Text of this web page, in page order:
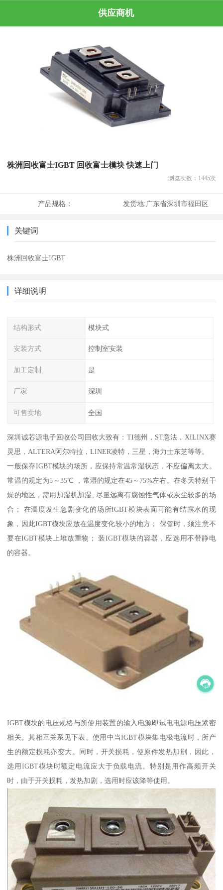
供应商机
株洲回收富士IGBT 回收富士模块 快速上门
浏览次数： 1445次
产品规格： 发货地:广东省深圳市福田区
关键词
株洲回收富士IGBT
详细说明
结构形式 模块式
安装方式 控制室安装
加工定制 是
厂家 深圳
可售卖地 全国
深圳诚芯源电子回收公司回收大致有：TI德州，ST意法，XILINX赛
灵思，ALTERA阿尔特拉，LINER凌特，三星，海力士东芝等等。
一般保存IGBT模块的场所，应保持常温常湿状态，不应偏离太大。
常温的规定为5～35℃ ，常湿的规定在45～75%左右。在冬天特别干
燥的地区，需用加湿机加湿; 尽量远离有腐蚀性气体或灰尘较多的场
合； 在温度发生急剧变化的场所IGBT模块表面可能有结露水的现
象，因此IGBT模块应放在温度变化较小的地方； 保管时，须注意不
要在IGBT模块上堆放重物； 装IGBT模块的容器，应选用不带静电
的容器。
IGBT模块的电压规格与所使用装置的输入电源即试电电源电压紧密
相关。其相互关系见下表。使用中当IGBT模块集电极电流时，所产
生的额定损耗亦变大。同时，开关损耗，使原件发热加剧，因此，
选用IGBT模块时额定电流应大于负载电流。特别是用作高频开关
时，由于开关损耗，发热加剧，选用时应该降等使用。